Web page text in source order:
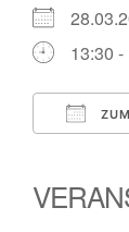
13:30 -